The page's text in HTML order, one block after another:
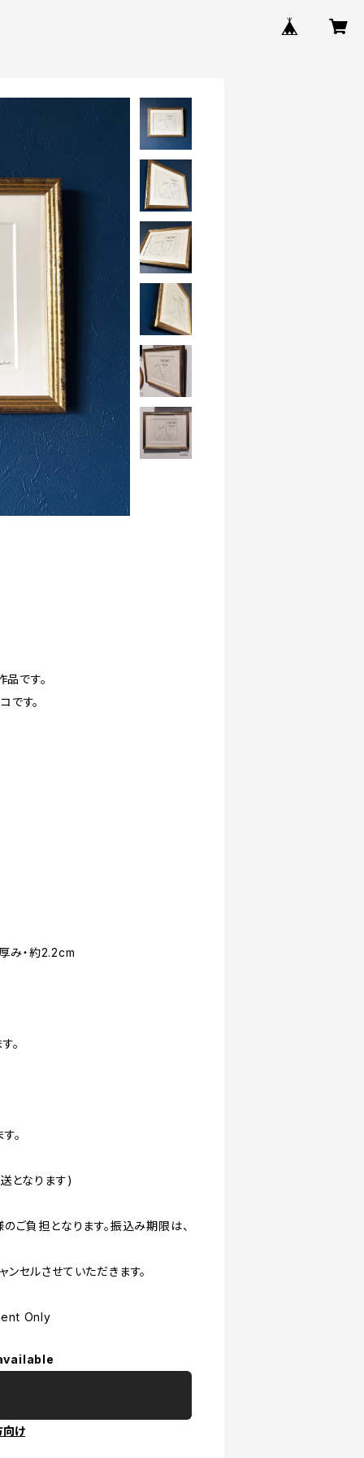
品です。
です。
・約2.2cm
。
。
となります)
負担となります。振込み期限は、
セルさせていただきます。
Only
向け